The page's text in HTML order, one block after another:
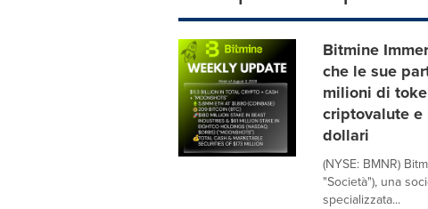
Bitmine
che le sue
milioni di
criptovalute e
dollari
(NYSE: BMNR)
"Società"), una
specializzata...